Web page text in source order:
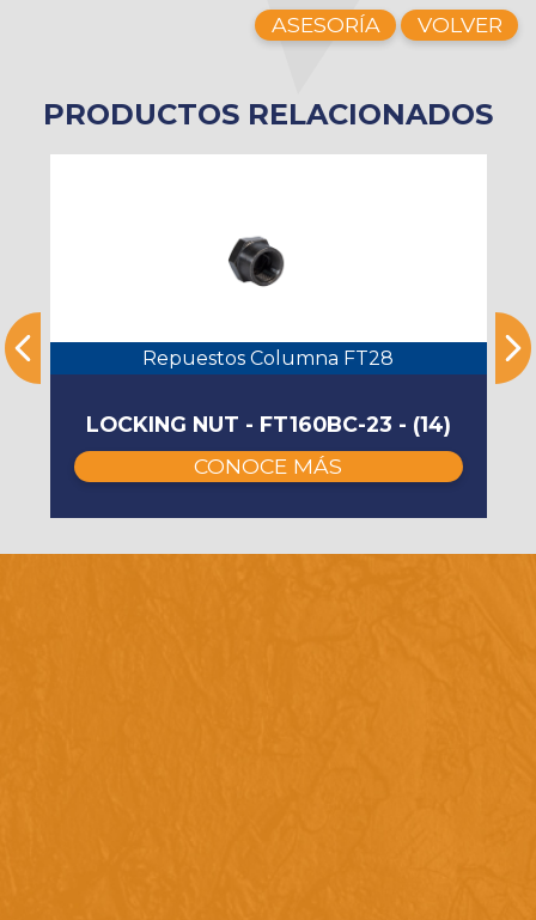
ASESORÍA VOLVER
PRODUCTOS RELACIONADOS
Repuestos Columna FT28
LOCKING NUT - FT160BC-23 - (14)
CONOCE MÁS